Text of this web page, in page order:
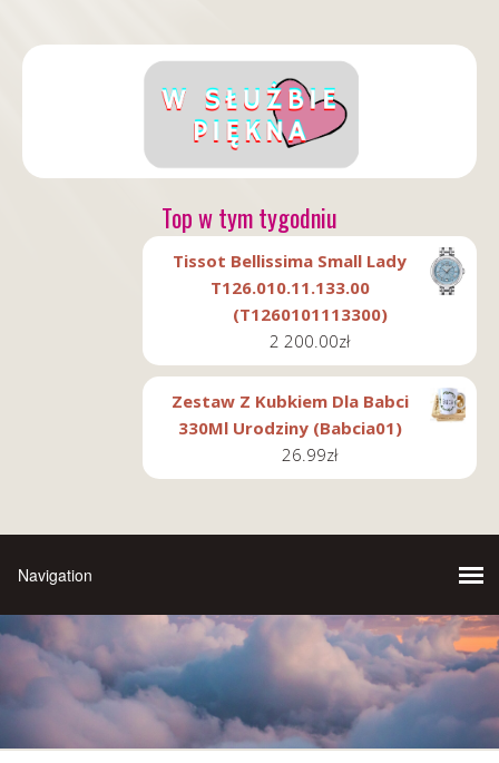
Top w tym tygodniu
Tissot Bellissima Small Lady
T126.010.11.133.00
(T1260101113300)
2 200.00zł
Zestaw Z Kubkiem Dla Babci
330Ml Urodziny (Babcia01)
26.99zł